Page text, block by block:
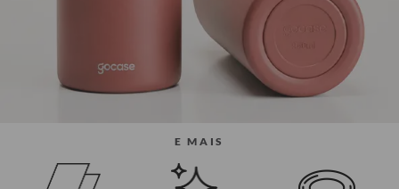
E MAIS